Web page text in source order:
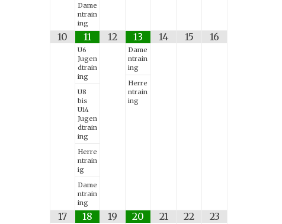
Dame
ntrain
ing
10 11
U6
Jugen
dtrain
ing
U8
bis
U14
Jugen
dtrain
ing
Herre
ntrain
ig
Dame
ntrain
ing
12 13
Dame
ntrain
ing
Herre
ntrain
ing
14 15 16
17 18 19 20 21 22 23